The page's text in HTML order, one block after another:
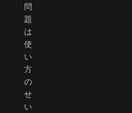
問
題
は
使
い
方
の
せ
い